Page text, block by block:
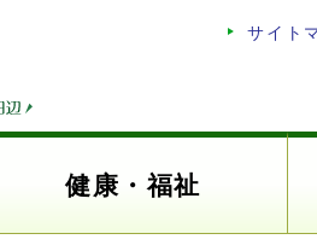
サイト
健康・福祉